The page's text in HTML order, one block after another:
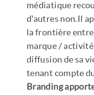
médiatique
d'autres non.Il
la frontière
marque /
diffusion de sa
tenant compte
Branding